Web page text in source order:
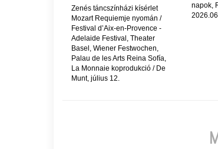
Zenés táncszínházi kísérlet
Mozart Requiemje nyomán /
Festival d’Aix-en-Provence -
Adelaide Festival, Theater
Basel, Wiener Festwochen,
Palau de les Arts Reina Sofía,
La Monnaie koprodukció / De
Munt, július 12.
napok,